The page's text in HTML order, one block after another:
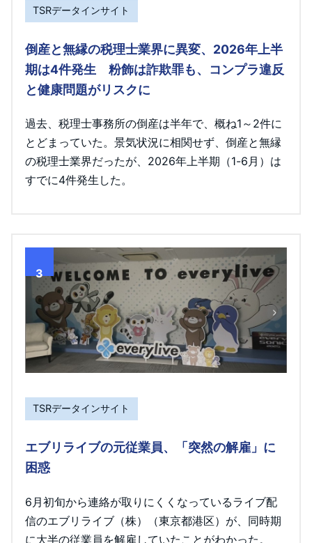
TSRデータインサイト
倒産と無縁の税理士業界に異変、2026年上半
期は4件発生 粉飾は詐欺罪も、コンプラ違反
と健康問題がリスクに
過去、税理士事務所の倒産は半年で、概ね1～2件に
とどまっていた。景気状況に相関せず、倒産と無縁
の税理士業界だったが、2026年上半期（1-6月）は
すでに4件発生した。
3
TSRデータインサイト
エブリライブの元従業員、「突然の解雇」に
困惑
6月初旬から連絡が取りにくくなっているライブ配
信のエブリライブ（株）（東京都港区）が、同時期
に大半の従業員を解雇していたことがわかった。